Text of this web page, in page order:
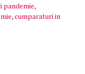
pandemie,
,cumparaturi in